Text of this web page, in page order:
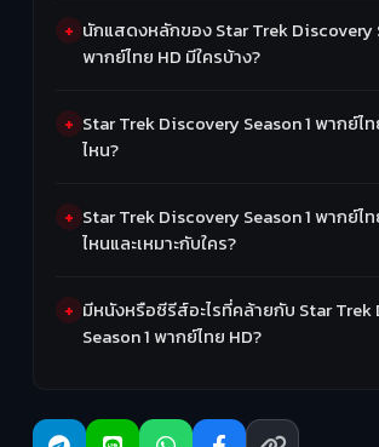
นักแสดงหลักของ Star Trek Discovery
พากย์ไทย HD มีใครบ้าง?
Star Trek Discovery Season 1 พากย์ไ
ไหน?
Star Trek Discovery Season 1 พากย์ไ
ไหนและเหมาะกับใคร?
มีหนังหรือซีรีส์อะไรที่คล้ายกับ Star Trek
Season 1 พากย์ไทย HD?